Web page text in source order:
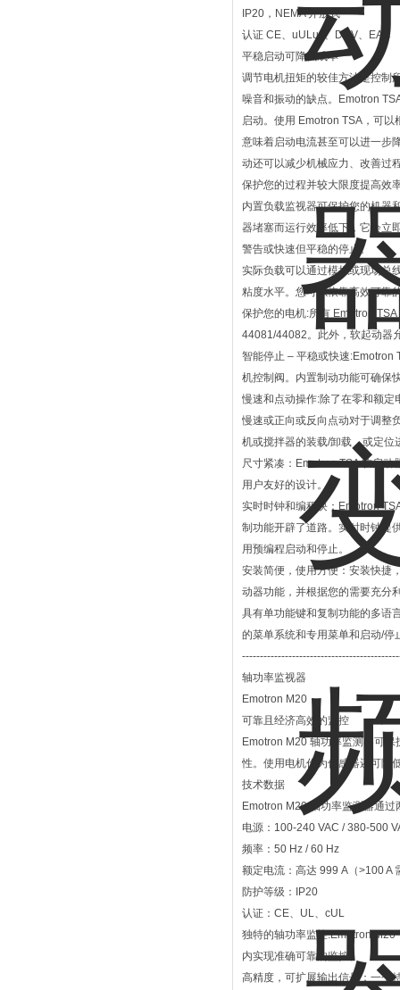
IP20，NEMA 开放式
认证 CE、uULus、DNV、EAC
平稳启动可降低成本
调节电机扭矩的较佳方法是控制
噪音和振动的缺点。Emotron
启动。使用 Emotron TSA，可
意味着启动电流甚至可以进一步
动还可以减少机械应力、改善过
保护您的过程并较大限度提高效
内置负载监视器可保护您的机器
器堵塞而运行效率低下，它会立
警告或快速但平稳的停止。
实际负载可以通过模拟或现场总
粘度水平。您可以依靠高效可靠
保护您的电机:所有 Emotron
44081/44082。此外，软起动器
智能停止 – 平稳或快速:Emotron
机控制阀。内置制动功能可确保
慢速和点动操作:除了在零和额
慢速或正向或反向点动对于调整
机或搅拌器的装载/卸载，或定位
尺寸紧凑：Emotron TSA 软启
用户友好的设计。
实时时钟和编程块：Emotron
制功能开辟了道路。实时时钟提
用预编程启动和停止。
安装简便，使用方便：安装快捷
动器功能，并根据您的需要充分
具有单功能键和复制功能的多语
的菜单系统和专用菜单和启动/停
轴功率监视器
Emotron M20
可靠且经济高效的监控
Emotron M20 轴功率监测器可
性。使用电机作为传感器还可降
技术数据
Emotron M20 轴功率监测器通
电源：100-240 VAC / 380-500
频率：50 Hz / 60 Hz
额定电流：高达 999 A（>100 A
防护等级：IP20
认证：CE、UL、cUL
独特的轴功率监控:Emotron
内实现准确可靠的监控。
高精度，可扩展输出信号：一个